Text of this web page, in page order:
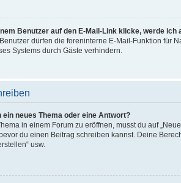
Benutzer auf den E-Mail-Link klicke, werde
dürfen die foreninterne E-Mail-Funktion für
Systems durch Gäste verhindern.
ein neues Thema oder eine Antwort?
in einem Forum zu eröffnen, musst du auf
du einen Beitrag schreiben kannst. Deine
usw.